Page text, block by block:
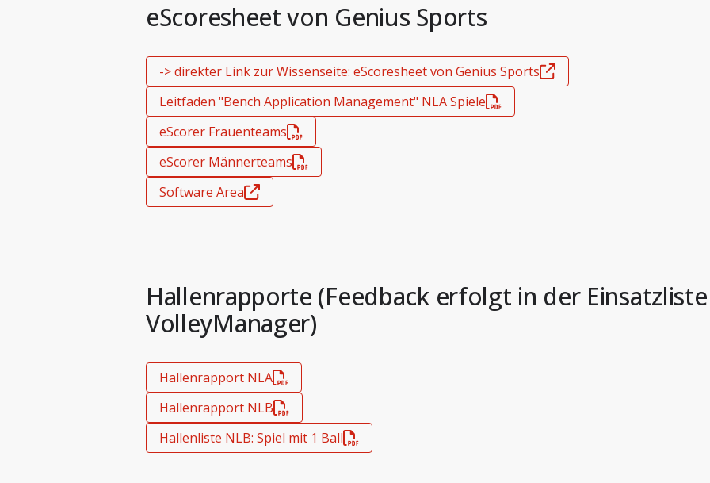
eScoresheet von Genius Sports
-> direkter Link zur Wissenseite: eScoresheet von Genius Sports
Leitfaden "Bench Application Management" NLA Spiele
eScorer Frauenteams
eScorer Männerteams
Software Area
Hallenrapporte (Feedback erfolgt in der
VolleyManager)
Hallenrapport NLA
Hallenrapport NLB
Hallenliste NLB: Spiel mit 1 Ball